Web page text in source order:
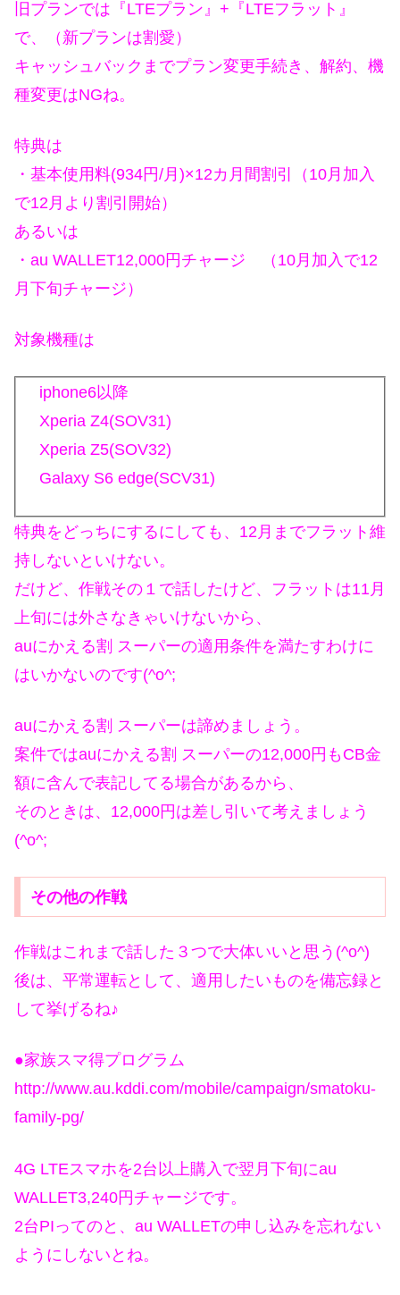
旧プランでは『LTEプラン』+『LTEフラット』
で、（新プランは割愛）
キャッシュバックまでプラン変更手続き、解約、機
種変更はNGね。
特典は
・基本使用料(934円/月)×12カ月間割引（10月加入
で12月より割引開始）
あるいは
・au WALLET12,000円チャージ （10月加入で12
月下旬チャージ）
対象機種は
iphone6以降
Xperia Z4(SOV31)
Xperia Z5(SOV32)
Galaxy S6 edge(SCV31)
特典をどっちにするにしても、12月までフラット維
持しないといけない。
だけど、作戦その１で話したけど、フラットは11月
上旬には外さなきゃいけないから、
auにかえる割 スーパーの適用条件を満たすわけに
はいかないのです(^o^;
auにかえる割 スーパーは諦めましょう。
案件ではauにかえる割 スーパーの12,000円もCB金
額に含んで表記してる場合があるから、
そのときは、12,000円は差し引いて考えましょう
(^o^;
その他の作戦
作戦はこれまで話した３つで大体いいと思う(^o^)
後は、平常運転として、適用したいものを備忘録と
して挙げるね♪
●家族スマ得プログラム
http://www.au.kddi.com/mobile/campaign/smatoku-
family-pg/
4G LTEスマホを2台以上購入で翌月下旬にau
WALLET3,240円チャージです。
2台PIってのと、au WALLETの申し込みを忘れない
ようにしないとね。